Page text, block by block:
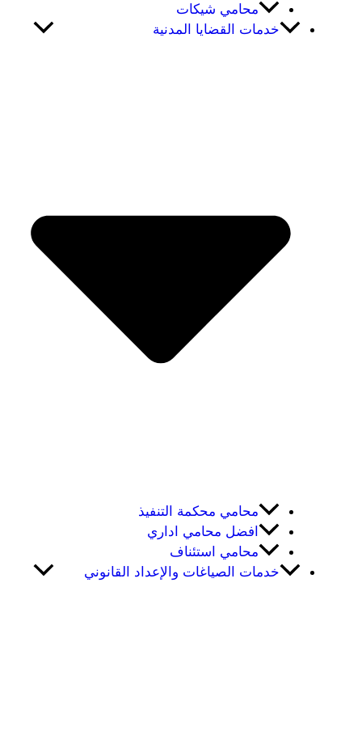
محامي شيكات
خدمات القضايا المدنية
محامي محكمة التنفيذ
افضل محامي اداري
محامي استئناف
خدمات الصياغات والإعداد القانوني